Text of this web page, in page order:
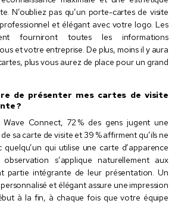
N’oubliez pas qu’un porte-cartes de visite
et élégant avec votre logo. Les
fourniront toutes les informations
et votre entreprise. De plus, moins il y aura
plus vous aurez de place pour un grand
de présenter mes cartes de visite
?
Connect, 72 % des gens jugent une
sa carte de visite et 39 % affirment qu’ils ne
qui utilise une carte d’apparence
s’applique naturellement aux
partie intégrante de leur présentation. Un
et élégant assure une impression
à la fin, à chaque fois que votre équipe